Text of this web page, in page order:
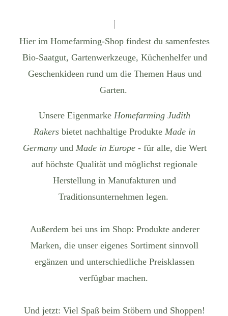
Hier im Homefarming-Shop findest du samenfestes
Bio-Saatgut, Gartenwerkzeuge, Küchenhelfer und
Geschenkideen rund um die Themen Haus und
Garten.
Unsere Eigenmarke Homefarming Judith
Rakers bietet nachhaltige Produkte Made in
Germanyund Made in Europe - für alle, die Wert
auf höchste Qualität und möglichst regionale
Herstellung in Manufakturen und
Traditionsunternehmen legen.
Außerdem bei uns im Shop: Produkte anderer
Marken, die unser eigenes Sortiment sinnvoll
ergänzen und unterschiedliche Preisklassen
verfügbar machen.
Und jetzt: Viel Spaß beim Stöbern und Shoppen!